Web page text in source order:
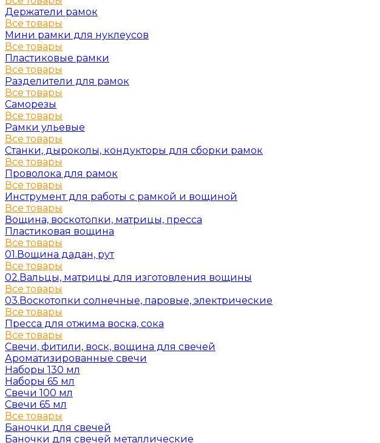
Держатели рамок
Все товары
Мини рамки для нуклеусов
Все товары
Пластиковые рамки
Все товары
Разделители для рамок
Все товары
Саморезы
Все товары
Рамки ульевые
Все товары
Станки, дыроколы, кондукторы для сборки рамок
Все товары
Проволока для рамок
Все товары
Инструмент для работы с рамкой и вощиной
Все товары
Вощина, воскотопки, матрицы, пресса
Пластиковая вощина
Все товары
01.Вощина дадан, рут
Все товары
02.Вальцы, матрицы для изготовления вощины
Все товары
03.Воскотопки солнечные, паровые, электрические
Все товары
Пресса для отжима воска, сока
Все товары
Свечи, фитили, воск, вощина для свечей
Ароматизированные свечи
Наборы 130 мл
Наборы 65 мл
Свечи 100 мл
Свечи 65 мл
Все товары
Баночки для свечей
Баночки для свечей металлические